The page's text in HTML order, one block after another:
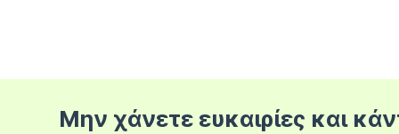
Μην χάνετε ευκαιρίες και